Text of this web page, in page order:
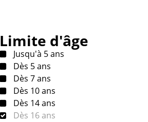
Limite d'âge
Jusqu'à 5 ans
Dès 5 ans
Dès 7 ans
Dès 10 ans
Dès 14 ans
Dès 16 ans